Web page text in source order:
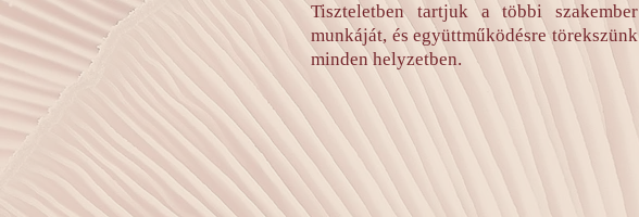
Tiszteletben tartjuk a többi szakember
munkáját, és együttműködésre törekszünk
minden helyzetben.